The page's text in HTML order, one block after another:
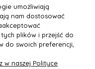
umożliwiają
nam dostosować
plików i przejść do
do swoich preferencji,
w naszej Polityce